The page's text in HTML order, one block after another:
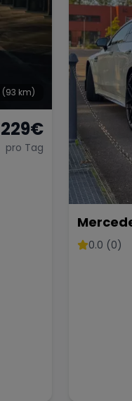
(93 km)
229€
pro Tag
Türer
0.0 (0)